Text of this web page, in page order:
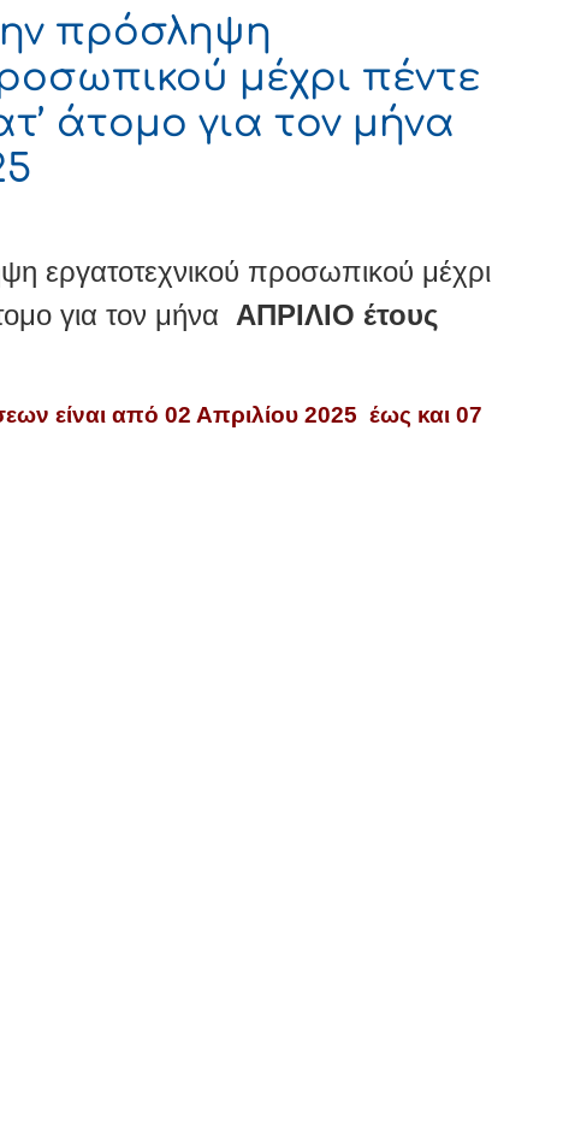
πρόσληψη
μέχρι πέντε
άτομο για τον μήνα
εργατοτεχνικού προσωπικού μέχρι
για τον μήνα ΑΠΡΙΛΙΟ έτους
είναι από 02 Απριλίου 2025 έως και 07